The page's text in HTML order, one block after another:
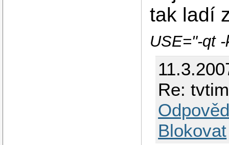
tak ladí
USE="-qt
Re:
Blokovat